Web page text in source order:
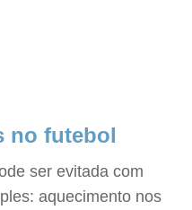
no futebol
ser evitada com
aquecimento nos